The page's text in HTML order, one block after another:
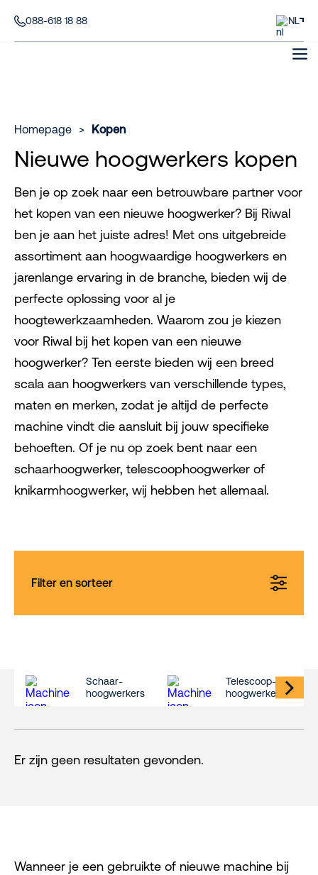
088-618 18 88 NL
Homepage > Kopen
Nieuwe hoogwerkers kopen
Ben je op zoek naar een betrouwbare partner voor
het kopen van een nieuwe hoogwerker? Bij Riwal
ben je aan het juiste adres! Met ons uitgebreide
assortiment aan hoogwaardige hoogwerkers en
jarenlange ervaring in de branche, bieden wij de
perfecte oplossing voor al je
hoogtewerkzaamheden. Waarom zou je kiezen
voor Riwal bij het kopen van een nieuwe
hoogwerker? Ten eerste bieden wij een breed
scala aan hoogwerkers van verschillende types,
maten en merken, zodat je altijd de perfecte
machine vindt die aansluit bij jouw specifieke
behoeften. Of je nu op zoek bent naar een
schaarhoogwerker, telescoophoogwerker of
knikarmhoogwerker, wij hebben het allemaal.
Filter en sorteer
Schaar-
hoogwerkers
Telescoop-
hoogwerkers
Er zijn geen resultaten gevonden.
Wanneer je een gebruikte of nieuwe machine bij